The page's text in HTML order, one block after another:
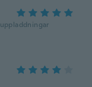
uppladdningar